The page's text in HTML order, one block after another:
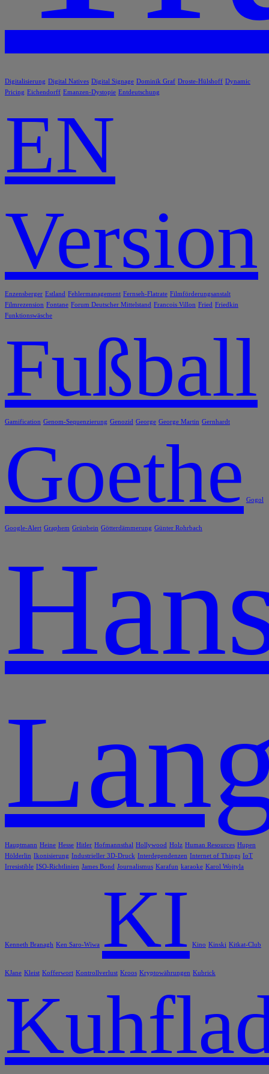
Digitalisierung Digital Natives Digital Signage Dominik Graf Droste-Hülshoff Dynamic
Pricing Eichendorff Emanzen-Dystopie Entdeutschung
EN
Version
Enzensberger Estland Fehlermanagement Fernseh-Flatrate Filmförderungsanstalt
Filmrezension Fontane Forum Deutscher Mittelstand Francois Villon Fried Friedkin
Funktionswäsche
Fußball
Gamification Genom-Sequenzierung Genozid George George Martin Gernhardt
Goethe Gogol
Google-Alert Graphem Grünbein Götterdämmerung Günter Rohrbach
Hauptmann Heine Hesse Hitler Hofmannsthal Hollywood Holz Human Resources Hupen
Hölderlin Ikonisierung Industrieller 3D-Druck Interdependenzen Internet of Things IoT
Irresistible ISO-Richtlinien James Bond Journalismus Karafun karaoke Karol Wojtyla
Kenneth Branagh Ken Saro-Wiwa KI Kino Kinski Kitkat-Club
KJane Kleist Kofferwort Kontrollverlust Kroos Kryptowährungen Kubrick